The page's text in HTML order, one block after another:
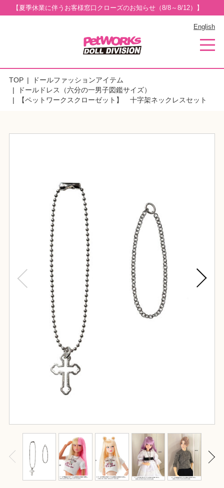
【夏季休業に伴うお客様窓口クローズのお知らせ（8/8～8/12）】
English
TOP
ドールファッションアイテム
ドールドレス（六分の一男子図鑑サイズ）
【ペットワークスクローゼット】 十字架ネックレスセット